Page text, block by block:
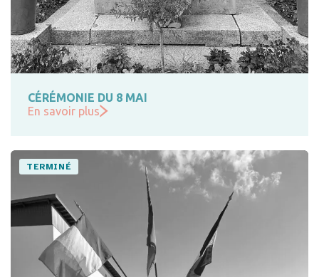
CÉRÉMONIE DU 8 MAI
En savoir plus
TERMINÉ